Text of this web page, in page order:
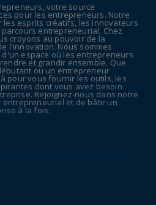
July 08, 2026
POLITIQUE
du Sud placés
oran...
July 04, 2026
votre source
pour les entrepreneurs. Notre
les esprits créatifs, les innovateurs
entrepreneurial. Chez
croyons au pouvoir de la
l'innovation. Nous sommes
espace où les entrepreneurs
et grandir ensemble. Que
ou un entrepreneur
pour vous fournir les outils, les
dont vous avez besoin
Rejoignez-nous dans notre
et de bâtir un
à la fois.